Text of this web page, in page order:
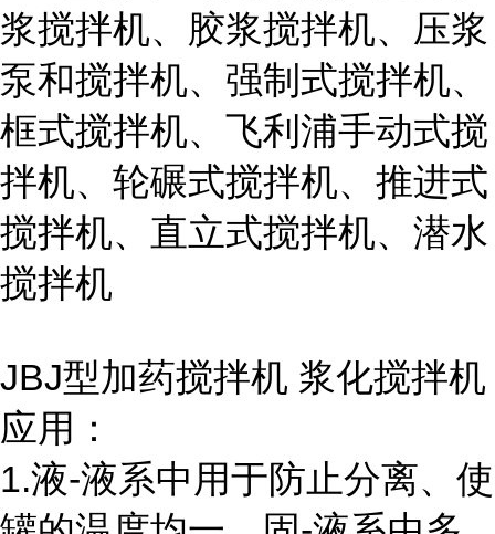
浆搅拌机、胶浆搅拌机、压浆
泵和搅拌机、强制式搅拌机、
框式搅拌机、飞利浦手动式搅
拌机、轮碾式搅拌机、推进式
搅拌机、直立式搅拌机、潜水
搅拌机
JBJ型加药搅拌机 浆化搅拌机
应用：
1.液-液系中用于防止分离、使